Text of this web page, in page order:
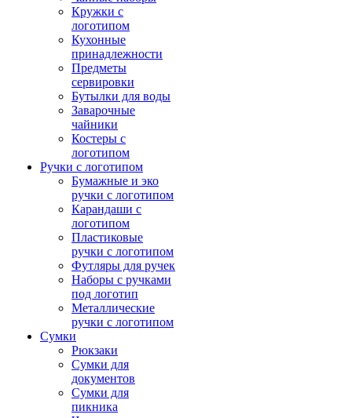
Кружки с
логотипом
Кухонные
принадлежности
Предметы
сервировки
Бутылки для воды
Заварочные
чайники
Костеры с
логотипом
Ручки с логотипом
Бумажные и эко
ручки с логотипом
Карандаши с
логотипом
Пластиковые
ручки с логотипом
Футляры для ручек
Наборы с ручками
под логотип
Металлические
ручки с логотипом
Сумки
Рюкзаки
Сумки для
документов
Сумки для
пикника